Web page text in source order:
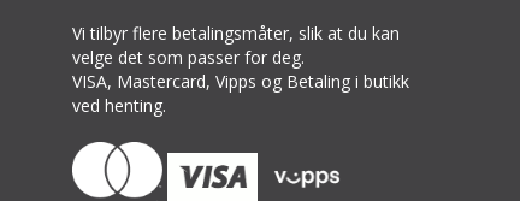
Vi tilbyr flere betalingsmåter, slik at du kan
velge det som passer for deg.
VISA, Mastercard, Vipps og Betaling i butikk
ved henting.